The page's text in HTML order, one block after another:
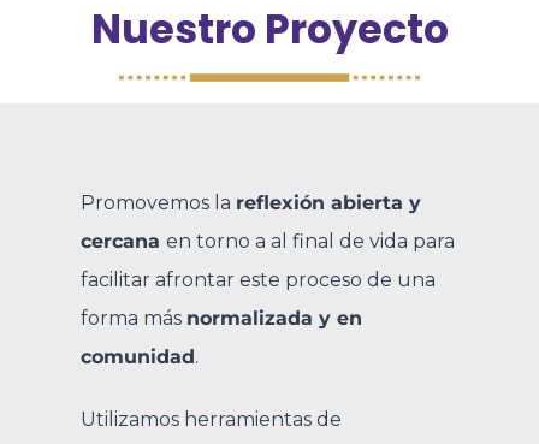
Nuestro Proyecto
Promovemos la reflexión abierta y
cercanaen torno a al final de vida para
facilitar afrontar este proceso de una
forma más normalizada y en
comunidad.
Utilizamos herramientas de